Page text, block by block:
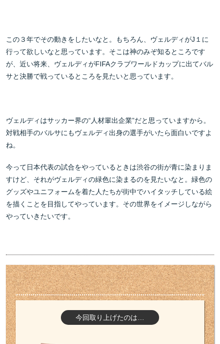
この３年でその動きをしたいなと。もちろん、ヴェルディがJ１に
行って欲しいなと思っています。そこは神のみぞ知るところです
が、近い将来、ヴェルディがFIFAクラブワールドカップに出てバル
サと決勝で戦っているところを見たいと思っています。
ヴェルディはサッカー界の“人材輩出企業”だと思っていますから。
対戦相手のバルサにもヴェルディ出身の選手がいたら面白いですよ
ね。
今って日本代表の試合をやっているときは渋谷の街が青に染まりま
すけど、それがヴェルディの緑色に染まるのを見たいなと。緑色の
グッズやユニフォームを着た人たちが街中でハイタッチしている絵
を描くことを目指してやっています。その世界をイメージしながら
やっていきたいです。
今回取り上げたのは…